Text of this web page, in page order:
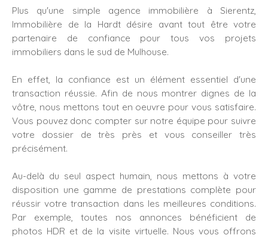
Plus qu'une simple agence immobilière à Sierentz,
Immobilière de la Hardt désire avant tout être votre
partenaire de confiance pour tous vos projets
immobiliers dans le sud de Mulhouse.
En effet, la confiance est un élément essentiel d'une
transaction réussie. Afin de nous montrer dignes de la
vôtre, nous mettons tout en oeuvre pour vous satisfaire.
Vous pouvez donc compter sur notre équipe pour suivre
votre dossier de très près et vous conseiller très
précisément.
Au-delà du seul aspect humain, nous mettons à votre
disposition une gamme de prestations complète pour
réussir votre transaction dans les meilleures conditions.
Par exemple, toutes nos annonces bénéficient de
photos HDR et de la visite virtuelle. Nous vous offrons